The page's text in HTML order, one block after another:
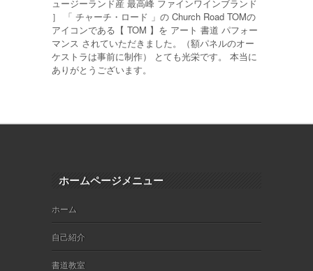
ュージーランド産 最高峰 ファインワインブランド
］ 「 チャーチ・ロード 」の Church Road TOMの
アイコンである【 TOM 】を アート 書道 パフォー
マンス されていただきました。（額パネルのオー
ケストラは事前に制作） とても光栄です。 本当に
ありがとうございます。
ホームページメニュー
ホーム
自己紹介
書道教室